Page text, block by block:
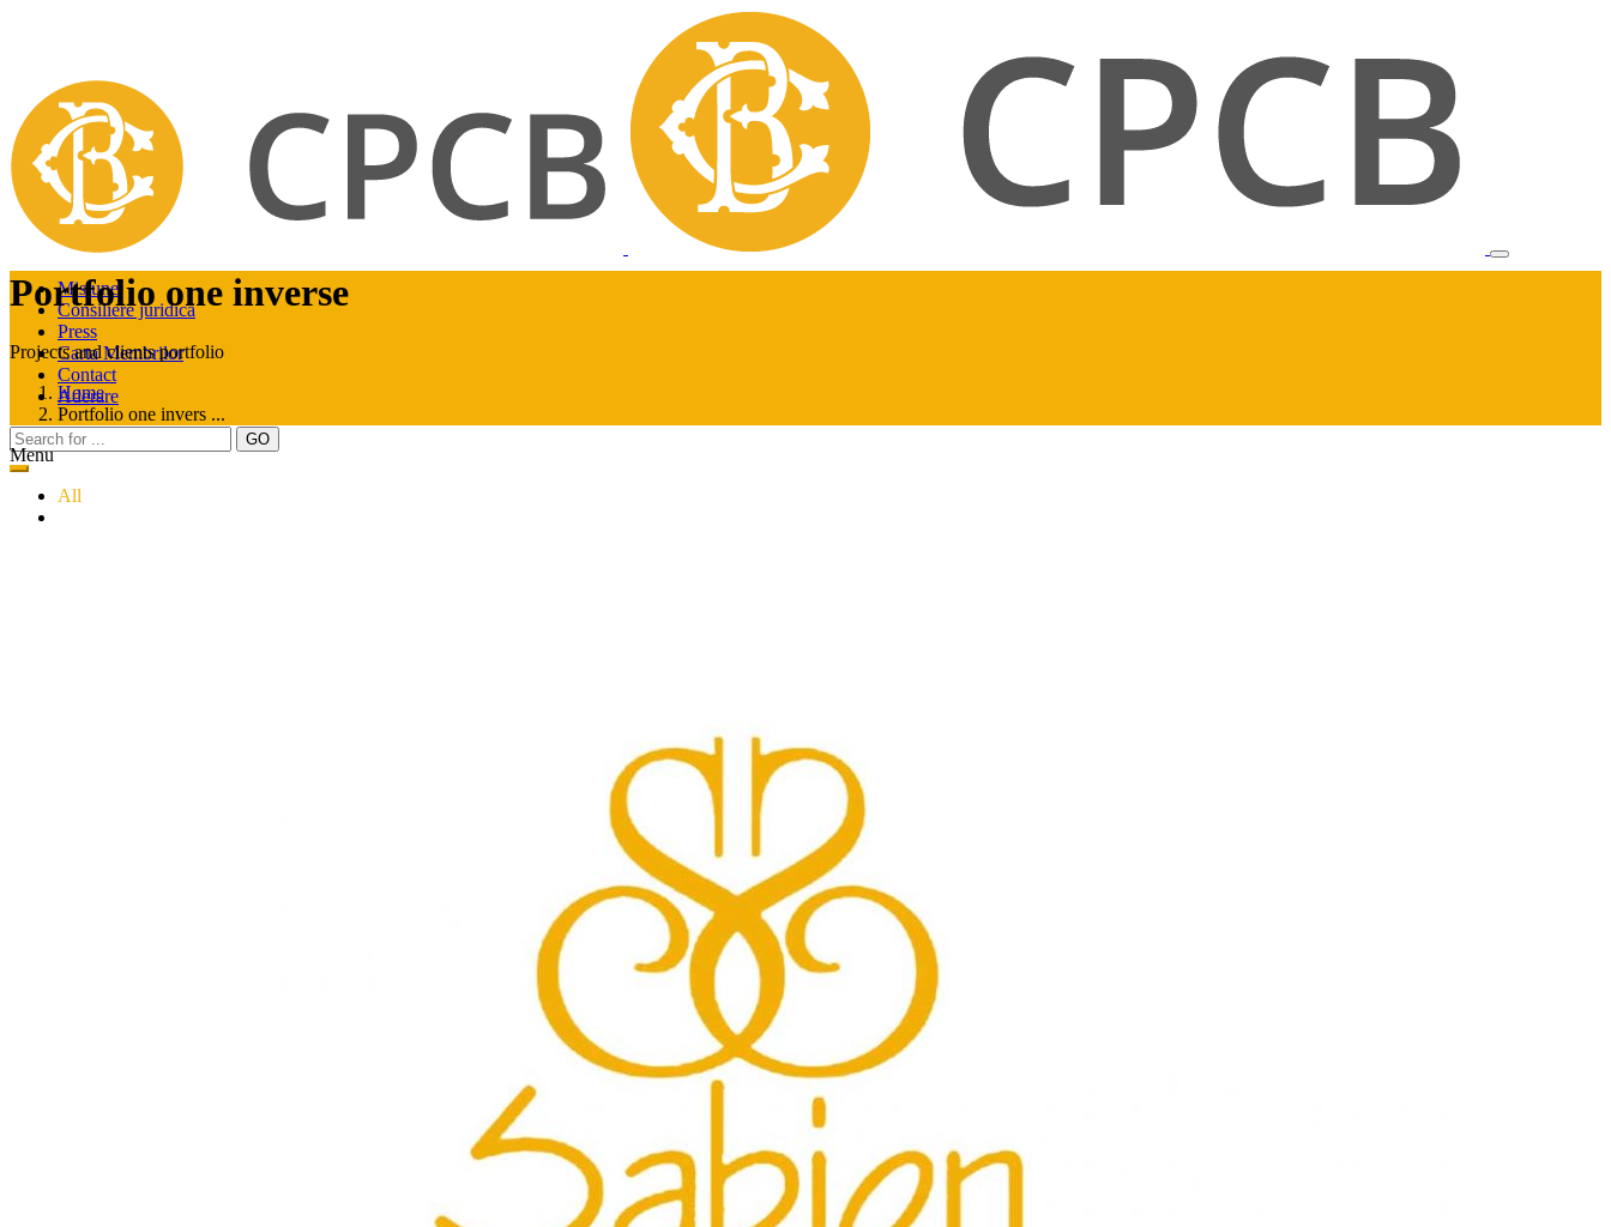
Misiune
Consiliere juridică
Press
Carta Membrilor
Contact
Aderare
Portfolio one inverse
Projects and clients portfolio
Home
Portfolio one invers ...
Menu
All